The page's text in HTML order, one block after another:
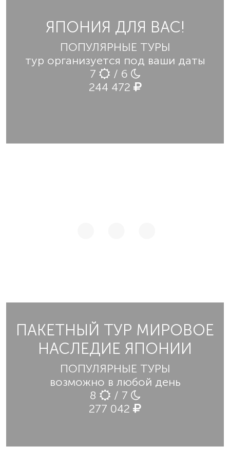
ЯПОНИЯ ДЛЯ ВАС!
ПОПУЛЯРНЫЕ ТУРЫ
тур организуется под ваши даты
7
/ 6
244 472
ПАКЕТНЫЙ ТУР МИРОВОЕ
НАСЛЕДИЕ ЯПОНИИ
ПОПУЛЯРНЫЕ ТУРЫ
возможно в любой день
8
/ 7
277 042